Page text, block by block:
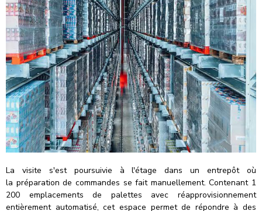
La visite s'est poursuivie à l'étage dans un entrepôt où
la préparation de commandes se fait manuellement. Contenant 1
200 emplacements de palettes avec réapprovisionnement
entièrement automatisé, cet espace permet de répondre à des